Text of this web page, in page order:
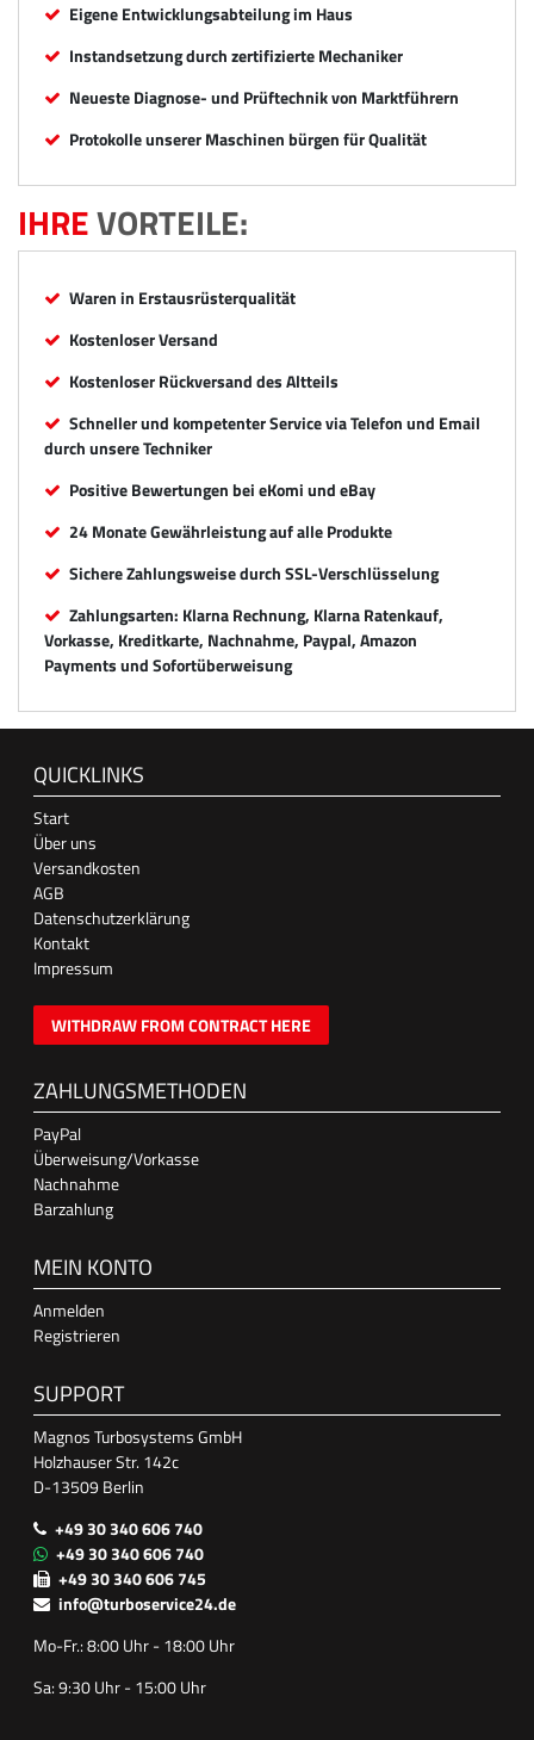
Eigene Entwicklungsabteilung im Haus
Instandsetzung durch zertifizierte Mechaniker
Neueste Diagnose- und Prüftechnik von Marktführern
Protokolle unserer Maschinen bürgen für Qualität
IHREVORTEILE:
Waren in Erstausrüsterqualität
Kostenloser Versand
Kostenloser Rückversand des Altteils
Schneller und kompetenter Service via Telefon und Email
durch unsere Techniker
Positive Bewertungen bei eKomi und eBay
24 Monate Gewährleistung auf alle Produkte
Sichere Zahlungsweise durch SSL-Verschlüsselung
Zahlungsarten: Klarna Rechnung, Klarna Ratenkauf,
Vorkasse, Kreditkarte, Nachnahme, Paypal, Amazon
Payments und Sofortüberweisung
QUICKLINKS
Start
Über uns
Versandkosten
AGB
Datenschutzerklärung
Kontakt
Impressum
WITHDRAW FROM CONTRACT HERE
ZAHLUNGSMETHODEN
PayPal
Überweisung/Vorkasse
Nachnahme
Barzahlung
MEIN KONTO
Anmelden
Registrieren
SUPPORT
Magnos Turbosystems GmbH
Holzhauser Str. 142c
D-13509 Berlin
+49 30 340 606 740
+49 30 340 606 740
+49 30 340 606 745
info@turboservice24.de
Mo-Fr.: 8:00 Uhr - 18:00 Uhr
Sa: 9:30 Uhr - 15:00 Uhr